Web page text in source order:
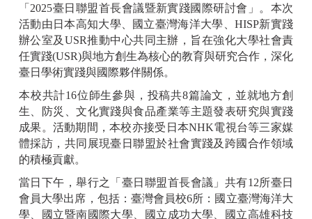
「2025臺日聯盟首長會議暨新實踐國際研討會」。本次
活動由日本高知大學、國立臺灣海洋大學、HISP新實踐
辦公室及USR推動中心共同主辦，旨在強化大學社會責
任實踐(USR)與地方創生為核心的教育與研究合作，深化
臺日學術實踐與國際夥伴關係。
本校共計16位師生參與，投稿共8篇論文，並就地方創
生、防災、文化實踐與食品產業等主題發表研究與實踐
成果。活動期間，本校亦接受日本NHK電視台等三家媒
體採訪，共同展現臺日聯盟於社會實踐及跨國合作領域
的積極貢獻。
當日下午，舉行之「臺日聯盟首長會議」共有12所臺日
會員大學出席，包括：臺灣會員校6所：國立臺灣海洋大
學、國立暨南國際大學、國立成功大學、國立高雄科技